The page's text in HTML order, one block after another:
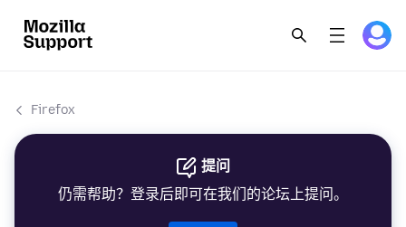
Firefox
提问
仍需帮助？登录后即可在我们的论坛上提问。